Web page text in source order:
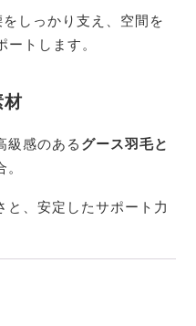
をしっかり支え、空間を
ートします。
材
級感のある グース羽毛と
。
と、安定したサポート力